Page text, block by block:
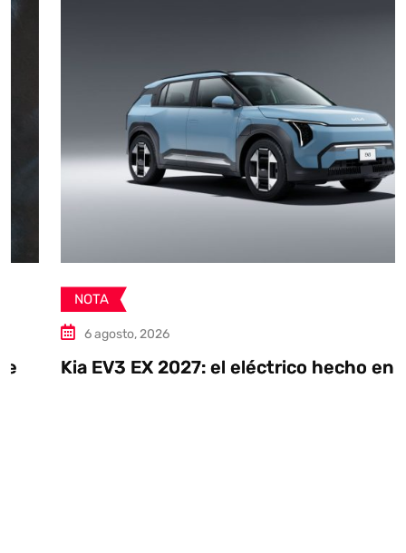
6 agosto, 2026
Kia EV3 EX 2027: el eléctrico hecho en